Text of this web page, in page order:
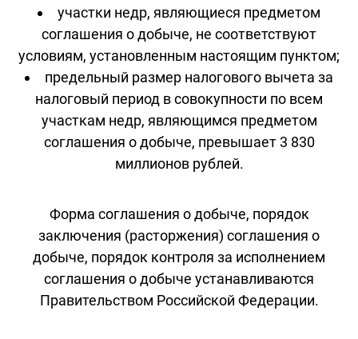
участки недр, являющиеся предметом
соглашения о добыче, не соответствуют
условиям, установленным настоящим пунктом;
предельный размер налогового вычета за
налоговый период в совокупности по всем
участкам недр, являющимся предметом
соглашения о добыче, превышает 3 830
миллионов рублей.
Форма соглашения о добыче, порядок
заключения (расторжения) соглашения о
добыче, порядок контроля за исполнением
соглашения о добыче устанавливаются
Правительством Российской Федерации.